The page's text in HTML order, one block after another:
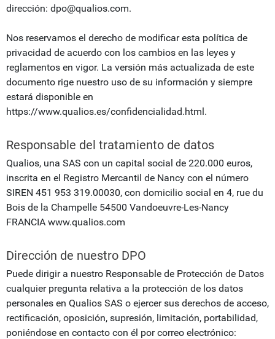
dirección: dpo@qualios.com.
Nos reservamos el derecho de modificar esta política de
privacidad de acuerdo con los cambios en las leyes y
reglamentos en vigor. La versión más actualizada de este
documento rige nuestro uso de su información y siempre
estará disponible en
https://www.qualios.es/confidencialidad.html.
Responsable del tratamiento de datos
Qualios, una SAS con un capital social de 220.000 euros,
inscrita en el Registro Mercantil de Nancy con el número
SIREN 451 953 319.00030, con domicilio social en 4, rue du
Bois de la Champelle 54500 Vandoeuvre-Les-Nancy
FRANCIA www.qualios.com
Dirección de nuestro DPO
Puede dirigir a nuestro Responsable de Protección de Datos
cualquier pregunta relativa a la protección de los datos
personales en Qualios SAS o ejercer sus derechos de acceso,
rectificación, oposición, supresión, limitación, portabilidad,
poniéndose en contacto con él por correo electrónico: